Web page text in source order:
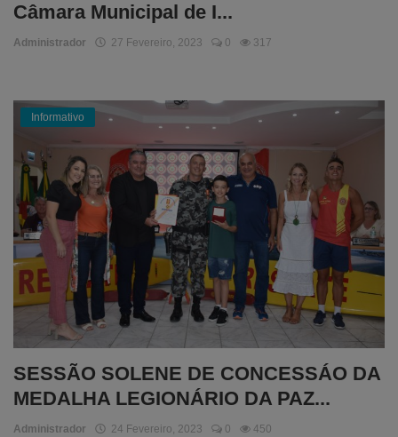
Câmara Municipal de I...
Administrador 27 Fevereiro, 2023 0 317
Informativo
SESSÃO SOLENE DE CONCESSÁO DA
MEDALHA LEGIONÁRIO DA PAZ...
Administrador 24 Fevereiro, 2023 0 450